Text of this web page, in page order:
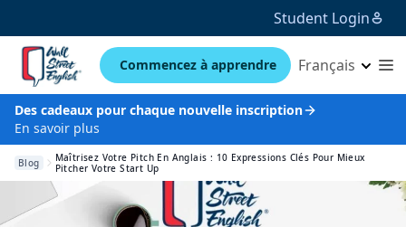
Student Login
Commencez à apprendre Français
Des cadeaux pour chaque nouvelle inscription
En savoir plus
Blog
Maîtrisez Votre Pitch En Anglais : 10 Expressions Clés Pour Mieux
Pitcher Votre Start Up